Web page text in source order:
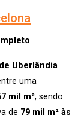
Uberlândia
uma
mil m², sendo
de 79 mil m² às